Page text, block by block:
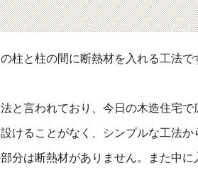
柱と柱の間に断熱材を入れる工法
と言われており、今日の木造住宅
けることがなく、シンプルな工法
分は断熱材がありません。また中